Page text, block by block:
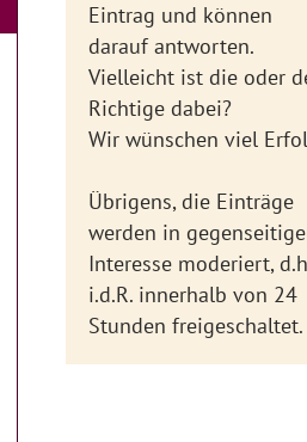
Eintrag und können
darauf antworten.
Vielleicht ist die oder
Richtige dabei?
Wir wünschen viel
Übrigens, die Einträge
werden in
Interesse moderiert,
i.d.R. innerhalb von 24
Stunden freigeschaltet.